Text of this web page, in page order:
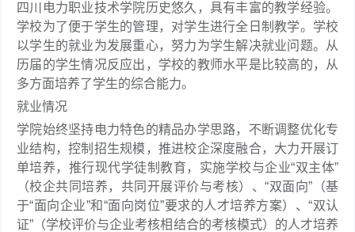
四川电力职业技术学院历史悠久，具有丰富的教学经验。
学校为了便于学生的管理，对学生进行全日制教学。学校
以学生的就业为发展重心，努力为学生解决就业问题。从
历届的学生情况反应出，学校的教师水平是比较高的，从
多方面培养了学生的综合能力。
就业情况
学院始终坚持电力特色的精品办学思路，不断调整优化专
业结构，控制招生规模，推进校企深度融合，大力开展订
单培养，推行现代学徒制教育，实施学校与企业“双主体”
（校企共同培养，共同开展评价与考核）、“双面向”（基
于“面向企业”和“面向岗位”要求的人才培养方案）、“双认
证”（学校评价与企业考核相结合的考核模式）的人才培养